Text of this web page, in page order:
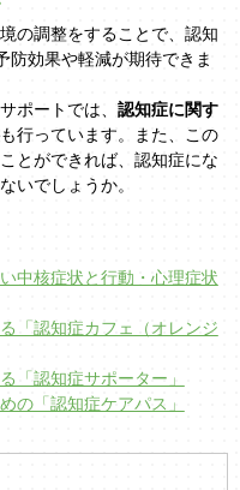
の調整をすることで、認知
防効果や軽減が期待できま
ポートでは、 認知症に関す
も行っています。また、この
とができれば、認知症にな
いでしょうか。
中核症状と行動・心理症状
「認知症カフェ（オレンジ
「認知症サポーター」
の「認知症ケアパス」